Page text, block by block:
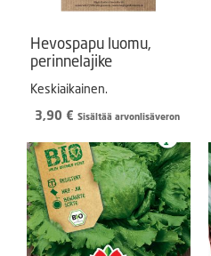
Hevospapu luomu,
perinnelajike
Keskiaikainen.
3,90 € Sisältää arvonlisäveron